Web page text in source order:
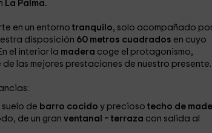
La Palma.
en un entorno tranquilo, solo acompañado
disposición 60 metros cuadrados en cuyo
el interior la madera coge el protagonismo,
las mejores prestaciones de nuestro presente.
suelo de barro cocido y precioso techo de
de un gran ventanal – terraza con salida al